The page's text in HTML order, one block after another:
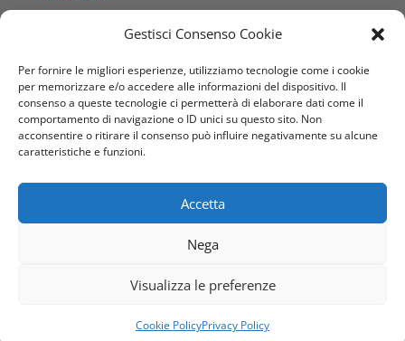
Gestisci Consenso Cookie
Per fornire le migliori esperienze, utilizziamo tecnologie come i cookie
per memorizzare e/o accedere alle informazioni del dispositivo. Il
consenso a queste tecnologie ci permetterà di elaborare dati come il
comportamento di navigazione o ID unici su questo sito. Non
acconsentire o ritirare il consenso può influire negativamente su alcune
caratteristiche e funzioni.
Accetta
Nega
Visualizza le preferenze
Cookie PolicyPrivacy Policy
Contatti
SEGUICI SUI SOCIAL
Agenzia Grafica & Web